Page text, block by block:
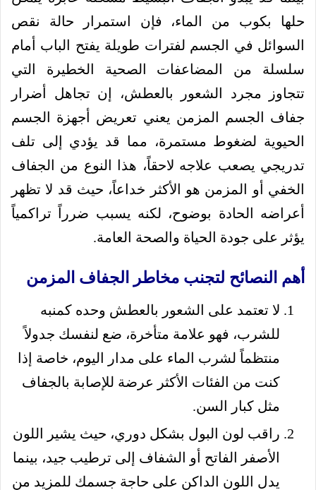
حلها بكوب من الماء، فإن استمرار حالة نقص
السوائل في الجسم لفترات طويلة يفتح الباب أمام
سلسلة من المضاعفات الصحية الخطيرة التي
تتجاوز مجرد الشعور بالعطش، إن تجاهل أضرار
جفاف الجسم المزمن يعني تعريض أجهزة الجسم
الحيوية لضغوط مستمرة، مما قد يؤدي إلى تلف
تدريجي يصعب علاجه لاحقاً، هذا النوع من الجفاف
الخفي أو المزمن هو الأكثر خداعاً، حيث قد لا تظهر
أعراضه الحادة بوضوح، لكنه يسبب ضرراً تراكمياً
يؤثر على جودة الحياة والصحة العامة.
أهم النصائح لتجنب مخاطر الجفاف المزمن
لا تعتمد على الشعور بالعطش وحده كمنبه
للشرب، فهو علامة متأخرة، ضع لنفسك جدولاً
منتظماً لشرب الماء على مدار اليوم، خاصة إذا
كنت من الفئات الأكثر عرضة للإصابة بالجفاف
مثل كبار السن.
راقب لون البول بشكل دوري، حيث يشير اللون
الأصفر الفاتح أو الشفاف إلى ترطيب جيد، بينما
يدل اللون الداكن على حاجة جسمك للمزيد من